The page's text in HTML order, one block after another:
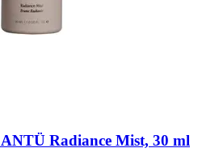
ANTÜ Radiance Mist, 30 ml